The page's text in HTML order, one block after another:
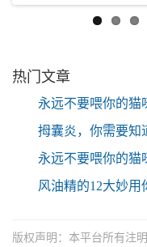
热门文章
永远不要喂你的猫
拇囊炎，你需要知
永远不要喂你的猫
风油精的12大妙用
版权声明：本平台所有注